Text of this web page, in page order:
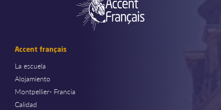
Accent français
La escuela
Alojamiento
Montpellier- Francia
Calidad